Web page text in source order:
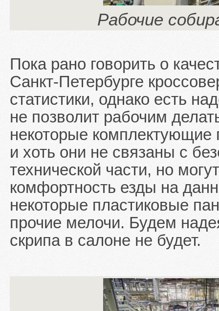
Рабочие
Пока рано говорить о
Санкт-Петербурге
статистики, однако есть
не позволит рабочим
некоторые комплектующие
и хоть они не связаны с
технической части, но
комфортность езды на
некоторые пластиковые
прочие мелочи. Будем
скрипа в салоне не будет.